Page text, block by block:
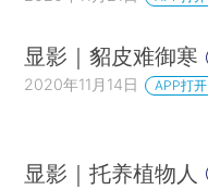
显影｜貂皮难御寒
2020年11月14日 APP打开
显影｜托养植物人